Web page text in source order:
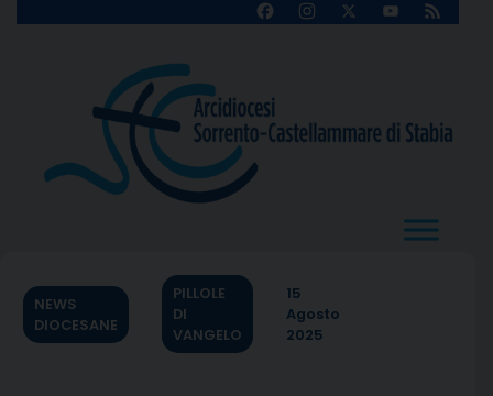
FacebookInstagram
X
YouTube
Feed
NEWS
DIOCESANE
PILLOLE
DI
VANGELO
15
Agosto
2025